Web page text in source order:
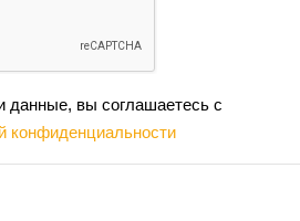
данные, вы соглашаетесь с
конфиденциальности